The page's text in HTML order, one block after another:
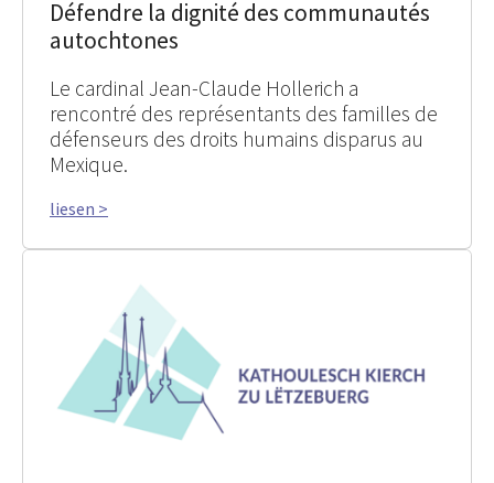
Défendre la dignité des communautés
autochtones
Le cardinal Jean-Claude Hollerich a
rencontré des représentants des familles de
défenseurs des droits humains disparus au
Mexique.
liesen >